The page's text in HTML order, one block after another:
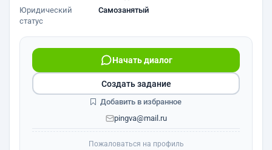
Юридический
статус
Самозанятый
Начать диалог
pingva@mail.ru
Создать задание
Добавить в избранное
Пожаловаться на профиль